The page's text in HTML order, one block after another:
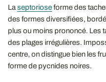
Laseptorioseforme des
des formes diversifiées,
plus ou moins prononcé. Les
des plages irrégulières.
centre, on distingue bien les
forme de pycnides noires.